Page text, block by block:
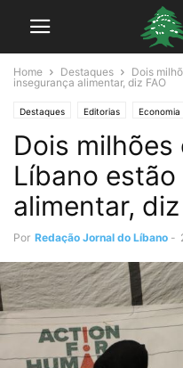
Home Destaques
Dois
insegurança alimentar, diz FAO
Destaques Editorias Economia
Dois
Líbano
alimentar, diz
Por Redação Jornal do Líbano -